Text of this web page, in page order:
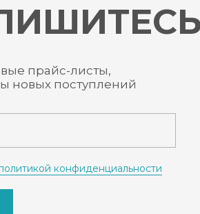
прайс-листы,
новых поступлений
конфиденциальности